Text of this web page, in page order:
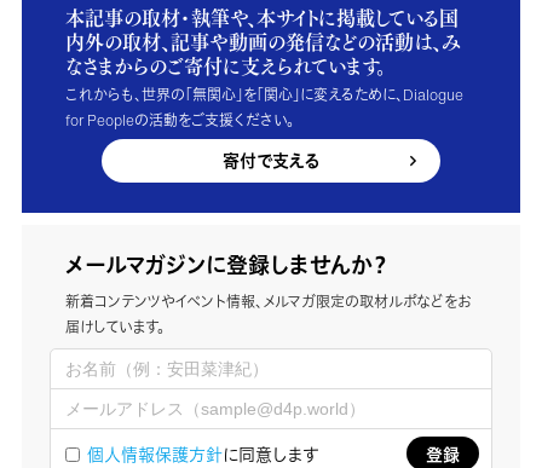
本記事の取材・執筆や、本サイトに掲載している国
内外の取材、記事や動画の発信などの活動は、み
なさまからのご寄付に支えられています。
これからも、世界の「無関心」を「関心」に変えるために、Dialogue
for Peopleの活動をご支援ください。
寄付で支える
メールマガジンに登録しませんか？
新着コンテンツやイベント情報、メルマガ限定の取材ルポなどをお
届けしています。
個人情報保護方針に同意します